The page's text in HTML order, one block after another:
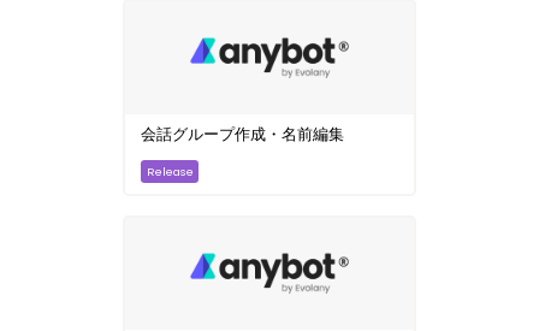
会話グループ作成・名前編集